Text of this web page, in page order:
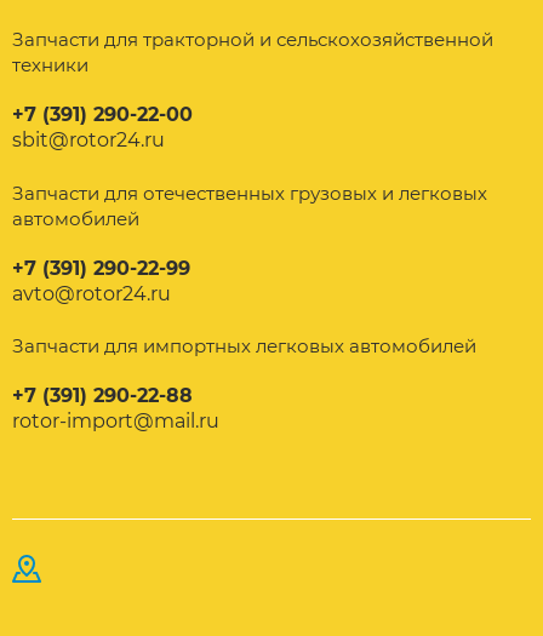
Запчасти для тракторной и сельскохозяйственной
техники
+7 (391) 290-22-00
sbit@rotor24.ru
Запчасти для отечественных грузовых и легковых
автомобилей
+7 (391) 290-22-99
avto@rotor24.ru
Запчасти для импортных легковых автомобилей
+7 (391) 290-22-88
rotor-import@mail.ru